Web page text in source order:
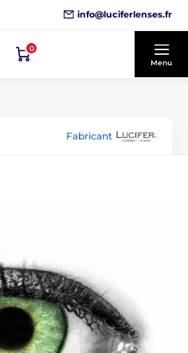
info@luciferlenses.fr
0
Menu
Fabricant